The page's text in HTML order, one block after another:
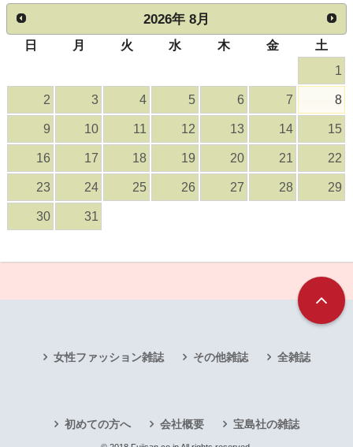
2026年 8月
日 月 火 水 木 金
土
1
2 3 4 5 6 7 8
9 10 11 12 13 14 15
16 17 18 19 20 21 22
23 24 25 26 27 28 29
30 31
女性ファッション雑誌 その他雑誌 全雑誌
初めての方へ 会社概要 宝島社の雑誌